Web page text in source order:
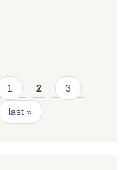
1 2 3
last »